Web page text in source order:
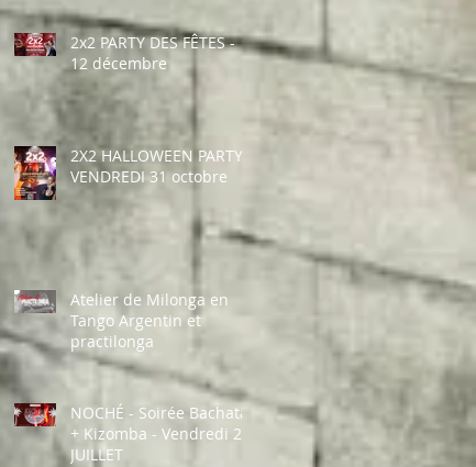
2x2 PARTY DES FÊTES -
12 décembre
2X2 HALLOWEEN PARTY -
VENDREDI 31 octobre
Atelier de Milonga en
Tango Argentin et
practilonga
NOCHÉ - Soirée Bachata
+ Kizomba - Vendredi 25
JUILLET